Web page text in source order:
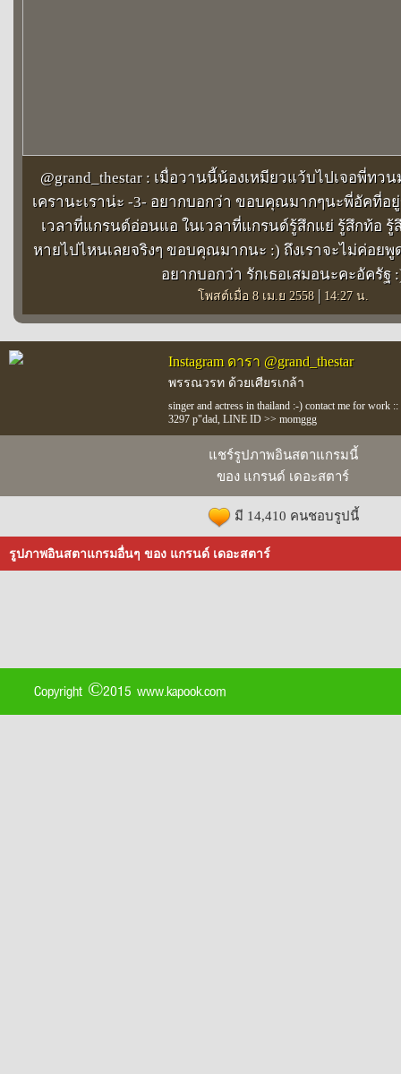
@grand_thestar : เมื่อวานนี้น้องเหมียวแว้บไปเจอพี่ทว
เครานะเราน่ะ -3- อยากบอกว่า ขอบคุณมากๆนะพี่อัคที่อ
เวลาที่แกรนด์อ่อนแอ ในเวลาที่แกรนด์รู้สึกแย่ รู้สึกท้อ รู้
หายไปไหนเลยจริงๆ ขอบคุณมากนะ :) ถึงเราจะไม่ค่อย
อยากบอกว่า รักเธอเสมอนะคะอัครัฐ
โพสต์เมื่อ 8 เม.ย 2558 | 14:27 น.
Instagram ดารา @grand_thestar
พรรณวรท ด้วยเศียรเกล้า
singer and actress in thailand :-) contact me for work
3297 p"dad, LINE ID >> momggg
แชร์รูปภาพอินสตาแกรมนี้
ของ แกรนด์ เดอะสตาร์
มี 14,410 คนชอบรูปนี้
รูปภาพอินสตาแกรมอื่นๆ ของ แกรนด์ เดอะสตาร์
Copyright ©2015 www.kapook.com